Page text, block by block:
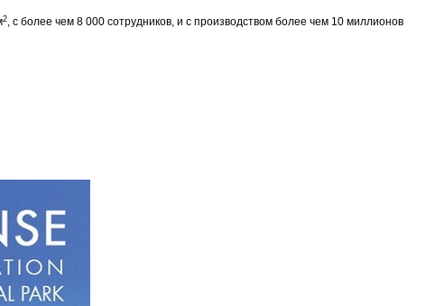
2, с более чем 8 000 сотрудников, и с производством более чем 10 миллионов